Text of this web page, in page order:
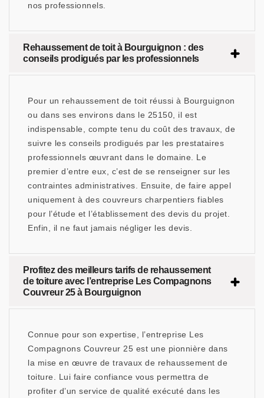
nos professionnels.
Rehaussement de toit à Bourguignon : des
conseils prodigués par les professionnels
Pour un rehaussement de toit réussi à Bourguignon
ou dans ses environs dans le 25150, il est
indispensable, compte tenu du coût des travaux, de
suivre les conseils prodigués par les prestataires
professionnels œuvrant dans le domaine. Le
premier d’entre eux, c’est de se renseigner sur les
contraintes administratives. Ensuite, de faire appel
uniquement à des couvreurs charpentiers fiables
pour l’étude et l’établissement des devis du projet.
Enfin, il ne faut jamais négliger les devis.
Profitez des meilleurs tarifs de rehaussement
de toiture avec l’entreprise Les Compagnons
Couvreur 25 à Bourguignon
Connue pour son expertise, l’entreprise Les
Compagnons Couvreur 25 est une pionnière dans
la mise en œuvre de travaux de rehaussement de
toiture. Lui faire confiance vous permettra de
profiter d’un service de qualité exécuté dans les